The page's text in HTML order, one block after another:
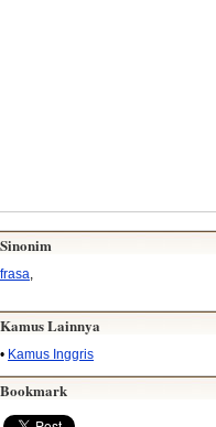
Sinonim
frasa
Kamus Lainnya
• Kamus Inggris
Bookmark